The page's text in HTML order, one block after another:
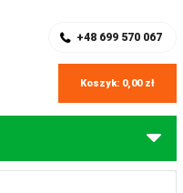
+48 699 570 067
Koszyk: 0,00 zł